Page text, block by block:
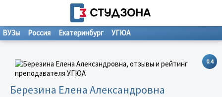
ВУЗы Россия Екатеринбург УГЮА
0.4
Березина Елена Александровна